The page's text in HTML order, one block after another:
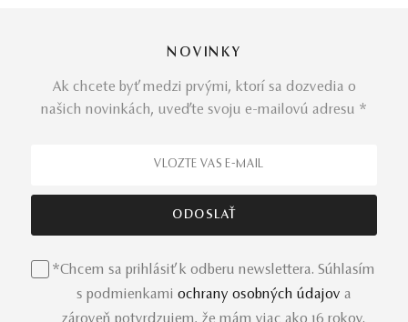
NOVINKY
Ak chcete byť medzi prvými, ktorí sa dozvedia o
našich novinkách, uveďte svoju e-mailovú adresu *
*Chcem sa prihlásiť k odberu newslettera. Súhlasím
s podmienkami ochrany osobných údajov a
zároveň potvrdzujem, že mám viac ako 16 rokov.